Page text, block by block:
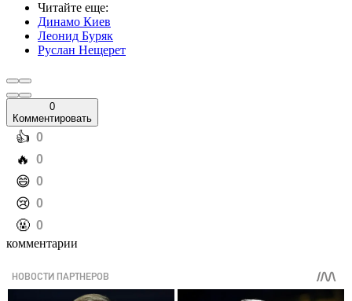
Читайте еще:
Динамо Киев
Леонид Буряк
Руслан Нещерет
0
Комментировать
️👍 0
️🔥 0
️😄 0
️😢 0
️🤬 0
комментарии